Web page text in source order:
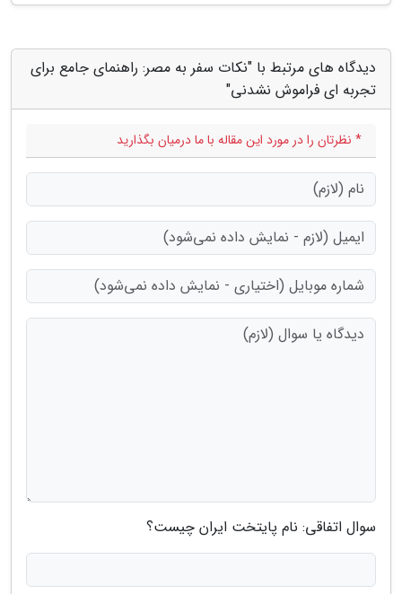
دیدگاه های مرتبط با "نکات سفر به مصر: راهنمای جامع برای
تجربه ای فراموش نشدنی"
* نظرتان را در مورد این مقاله با ما درمیان بگذارید
سوال اتفاقی: نام پایتخت ایران چیست؟